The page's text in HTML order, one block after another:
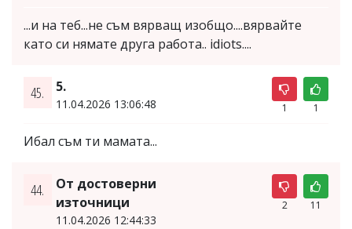
...и на теб...не съм вярващ изобщо....вярвайте
като си нямате друга работа.. idiots....
45. 5.
11.04.2026 13:06:48 1 1
Ибал съм ти мамата...
44.
От достоверни
източници
11.04.2026 12:44:33
2 11